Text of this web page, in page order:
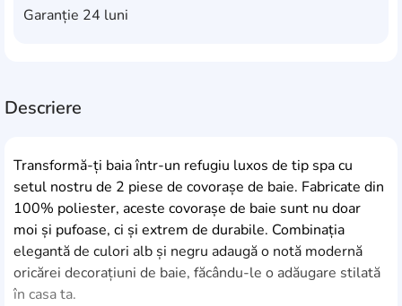
Garanție 24 luni
Descriere
Transformă-ți baia într-un refugiu luxos de tip spa cu
setul nostru de 2 piese de covorașe de baie. Fabricate din
100% poliester, aceste covorașe de baie sunt nu doar
moi și pufoase, ci și extrem de durabile. Combinația
elegantă de culori alb și negru adaugă o notă modernă
oricărei decorațiuni de baie, făcându-le o adăugare stilată
în casa ta.